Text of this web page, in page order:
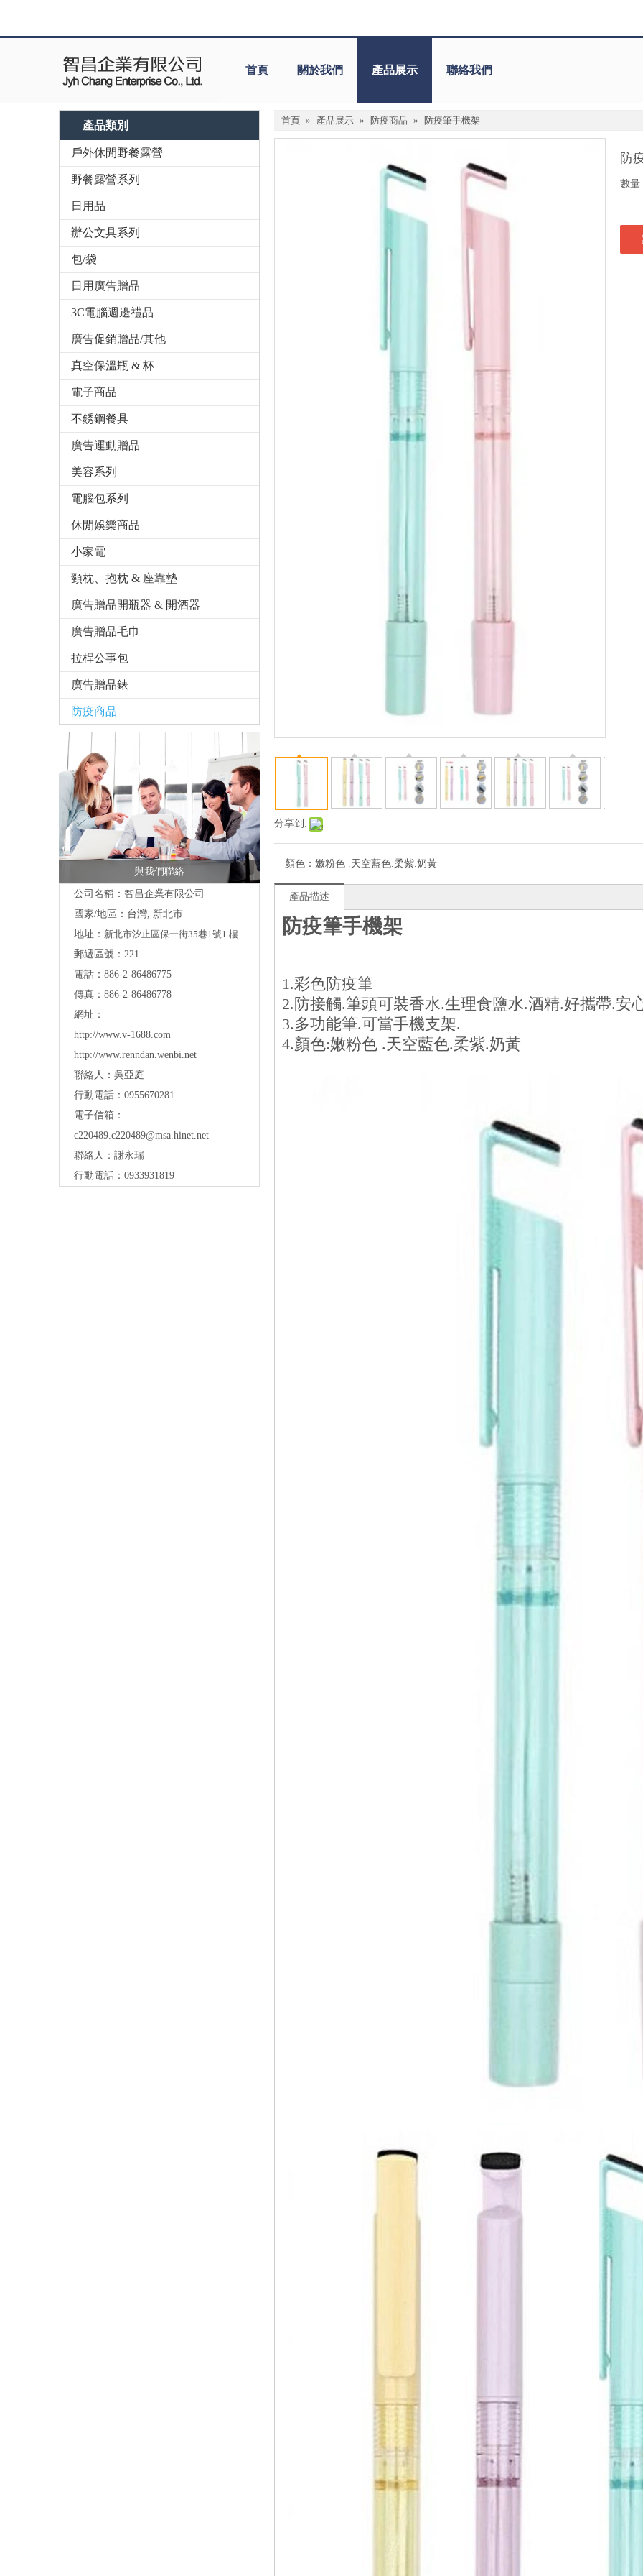
首頁 關於我們 產品展示 聯絡我們
產品類別
戶外休閒野餐露營
野餐露營系列
日用品
辦公文具系列
包/袋
日用廣告贈品
3C電腦週邊禮品
廣告促銷贈品/其他
真空保溫瓶 & 杯
電子商品
不銹鋼餐具
廣告運動贈品
美容系列
電腦包系列
休閒娛樂商品
小家電
頸枕、抱枕 & 座靠墊
廣告贈品開瓶器 & 開酒器
廣告贈品毛巾
拉桿公事包
廣告贈品錶
防疫商品
與我們聯絡
公司名稱：智昌企業有限公司
國家/地區：台灣, 新北市
地址： 新北市汐止區保一街35巷1號1 樓
郵遞區號：221
電話：886-2-86486775
傳真：886-2-86486778
網址：
http://www.v-1688.com
http://www.renndan.wenbi.net
聯絡人：吳亞庭
行動電話：0955670281
電子信箱：
c220489.c220489@msa.hinet.net
聯絡人：謝永瑞
行動電話：0933931819
首頁 » 產品展示 » 防疫商品 » 防疫筆手機架
分享到:
防
數量
顏色： 嫩粉色 .天空藍色.柔紫.奶黃
產品描述
防疫筆手機架
1.彩色防疫筆
2.防接觸.筆頭可裝香水.生理食鹽水.酒精.好攜帶.安
3.多功能筆.可當手機支架.
4.顏色:嫩粉色 .天空藍色.柔紫.奶黃